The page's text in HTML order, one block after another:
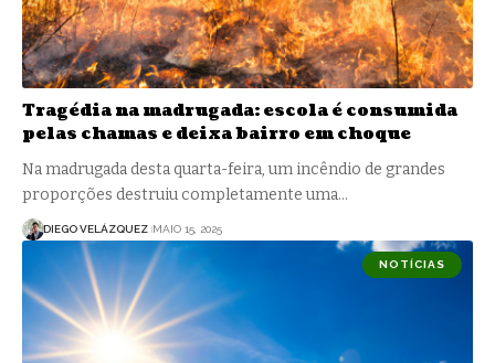
Tragédia na madrugada: escola é consumida
pelas chamas e deixa bairro em choque
Na madrugada desta quarta-feira, um incêndio de grandes
proporções destruiu completamente uma…
DIEGO VELÁZQUEZ MAIO 15, 2025
NOTÍCIAS